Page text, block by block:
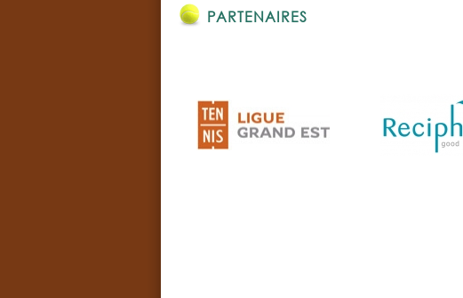
PARTENAIRES